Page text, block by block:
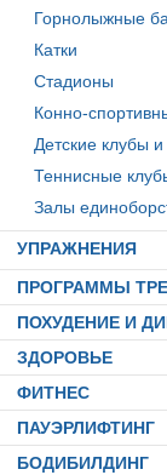
Горнолыжные
Катки
Стадионы
Конно-
Детские клубы и
Теннисные
Залы
УПРАЖНЕНИЯ
ПРОГРАММЫ
ПОХУДЕНИЕ И
ЗДОРОВЬЕ
ФИТНЕС
ПАУЭРЛИФТИНГ
БОДИБИЛДИНГ